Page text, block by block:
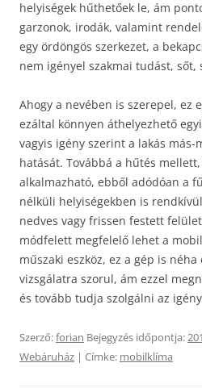
helyiségek hűthetőek le, ám
garzonok, irodák, valamint
egy ördöngös szerkezet, a
nem igényel szakmai tudást, sőt,
Ahogy a nevében is szerepel, ez
ezáltal könnyen áthelyezhető
vagyis igény szerint a lakás
hatását. Továbbá a hűtés
alkalmazható, ebből adódóan a
nélküli helyiségekben is
nedves vagy frissen festett
módfelett megfelelő lehet a
műszaki eszköz, ez a gép is
vizsgálatra szorul, ám ezzel
és tovább tudja szolgálni az
Szerző:forian Bejegyzés időpontja:
Webáruház | Címke: mobilklíma